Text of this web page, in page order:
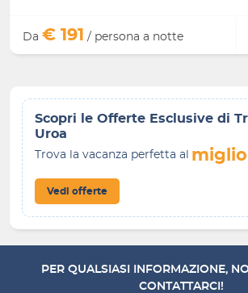
Da € 191 / persona a notte
Scopri le Offerte Esclusive di
Uroa
Trova la vacanza perfetta al
Vedi offerte
PER QUALSIASI INFORMAZIONE,
CONTATTARCI!